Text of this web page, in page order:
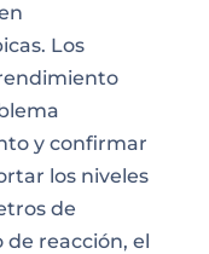
Los
y confirmar
los niveles
de
reacción, el